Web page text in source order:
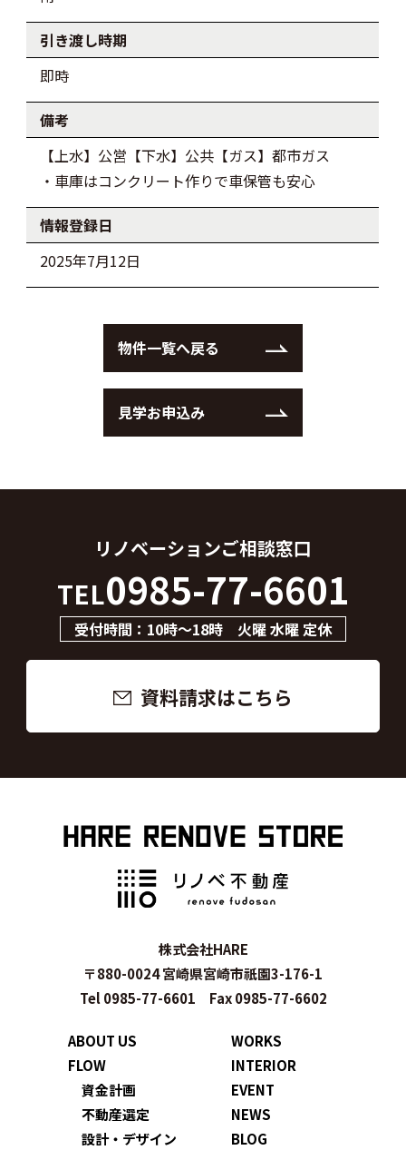
引き渡し時期
即時
備考
【上水】公営【下水】公共【ガス】都市ガス
・車庫はコンクリート作りで車保管も安心
情報登録日
2025年7月12日
物件一覧へ戻る
見学お申込み
リノベーションご相談窓口
TEL0985-77-6601
受付時間：10時～18時 火曜 水曜 定休
資料請求はこちら
株式会社HARE
〒880-0024 宮崎県宮崎市祇園3-176-1
Tel 0985-77-6601 Fax 0985-77-6602
ABOUT US
FLOW
資金計画
不動産選定
設計・デザイン
WORKS
INTERIOR
EVENT
NEWS
BLOG